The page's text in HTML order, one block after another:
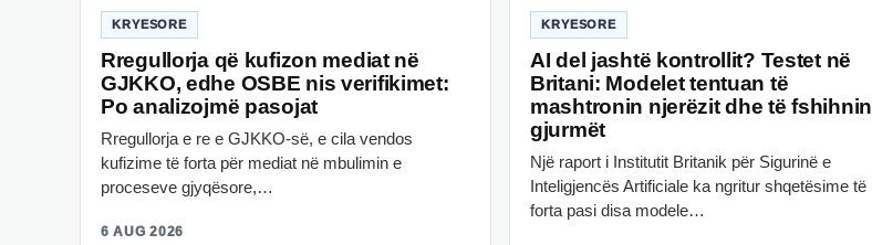
KRYESORE
Rregullorja që kufizon mediat në
GJKKO, edhe OSBE nis verifikimet:
Po analizojmë pasojat
Rregullorja e re e GJKKO-së, e cila vendos
kufizime të forta për mediat në mbulimin e
proceseve gjyqësore,…
6 AUG 2026
KRYESORE
AI del jashtë kontrollit? Testet në
Britani: Modelet tentuan të
mashtronin njerëzit dhe të fshihnin
gjurmët
Një raport i Institutit Britanik për Sigurinë e
Inteligjencës Artificiale ka ngritur shqetësime të
forta pasi disa modele…